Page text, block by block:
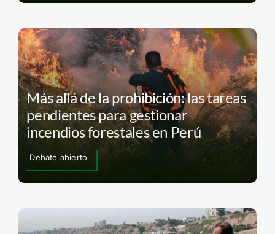
Más allá de la prohibición: las tareas
pendientes para gestionar
incendios forestales en Perú
Debate abierto